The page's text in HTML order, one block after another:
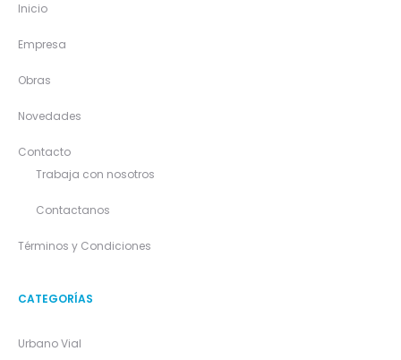
Inicio
Empresa
Obras
Novedades
Contacto
Trabaja con nosotros
Contactanos
Términos y Condiciones
CATEGORÍAS
Urbano Vial